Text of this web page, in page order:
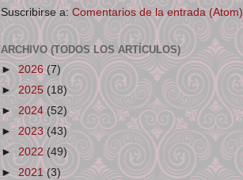
Suscribirse a:Comentarios de la entrada (Atom)
ARCHIVO (TODOS LOS ARTÍCULOS)
►2026(7)
►2025 (18)
►2024(52)
►2023(43)
► 2022 (49)
►2021(3)